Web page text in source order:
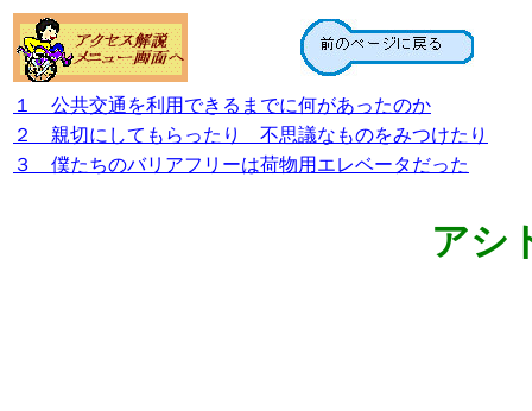
１ 公共交通を利用できるまでに何があったのか
２ 親切にしてもらったり 不思議なものをみつけたり
３ 僕たちのバリアフリーは荷物用エレベータだった
アシ